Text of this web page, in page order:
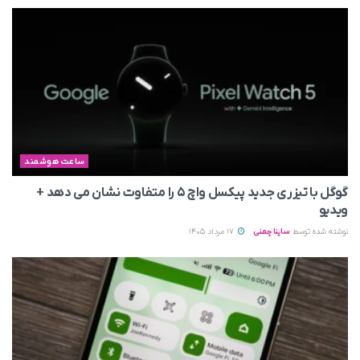
ساعت هوشمند
گوگل با تیزری جدید پیکسل واچ ۵ را متفاوت نشان می‌ دهد +
ویدیو
نوشته شده توسط ساینا چمنی